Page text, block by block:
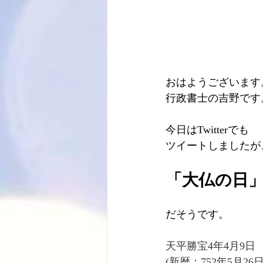
おはようございます
行政書士の吉野です
今日はTwitterでも
ツイートしましたが
「大仏の日」
だそうです。
天平勝宝4年4月9日